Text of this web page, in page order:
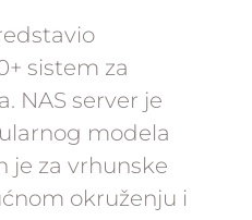
sistem za
NAS server je
modela
je za vrhunske
okruženju i